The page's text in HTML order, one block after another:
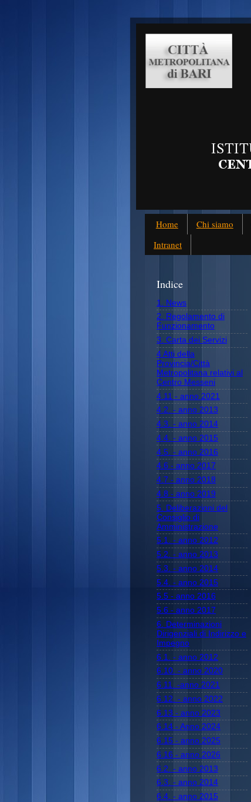
Home Chi siamo
Intranet
Indice
1. News
2. Regolamento di
Funzionamento
3. Carta dei Servizi
4 Atti della
Provincia/Città
Metropolitana relativi al
Centro Messeni
4.11 - anno 2021
4.2. - anno 2013
4.3. - anno 2014
4.4. - anno 2015
4.5. - anno 2016
4.6 - anno 2017
4.7 - anno 2018
4.8 - anno 2019
5. Deliberazioni del
Consiglio di
Amministrazione
5.1. - anno 2012
5.2. - anno 2013
5.3. - anno 2014
5.4. - anno 2015
5.5 - anno 2016
5.6 - anno 2017
6. Determinazioni
Dirigenziali di Indirizzo e
Impegno
6.1. - anno 2012
6.10. - anno 2020
6.11. -anno 2021
6.12. - anno 2022
6.13 - anno 2023
6.14 - Anno 2024
6.15 - anno 2025
6.16 - anno 2026
6.2. - anno 2013
6.3. - anno 2014
6.4. - anno 2015